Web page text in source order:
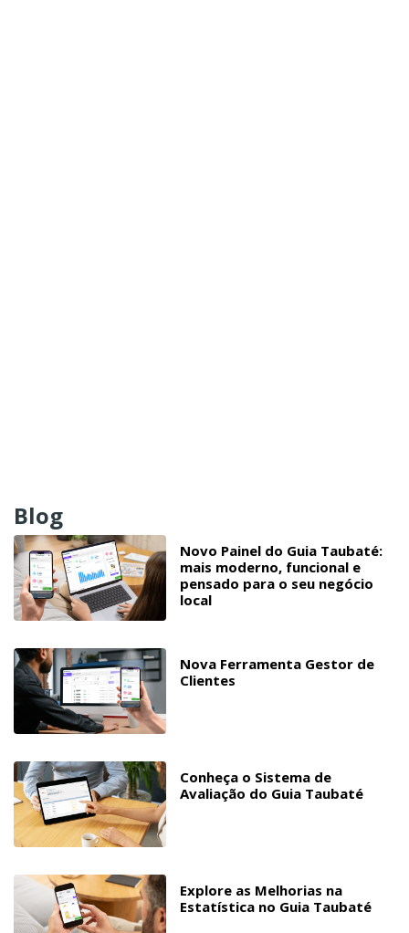
Blog
Novo Painel do Guia Taubaté:
mais moderno, funcional e
pensado para o seu negócio
local
Nova Ferramenta Gestor de
Clientes
Conheça o Sistema de
Avaliação do Guia Taubaté
Explore as Melhorias na
Estatística no Guia Taubaté